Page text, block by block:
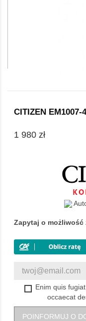
CITIZEN EM1007-
1 980 zł
Zapytaj o możliwość
Enim quis
occaecat
POINFORMUJ O